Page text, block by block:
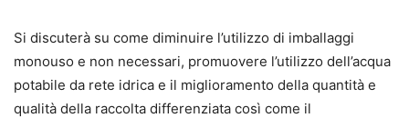
Si discuterà su come diminuire l’utilizzo di imballaggi
monouso e non necessari, promuovere l’utilizzo dell’acqua
potabile da rete idrica e il miglioramento della quantità e
qualità della raccolta differenziata così come il